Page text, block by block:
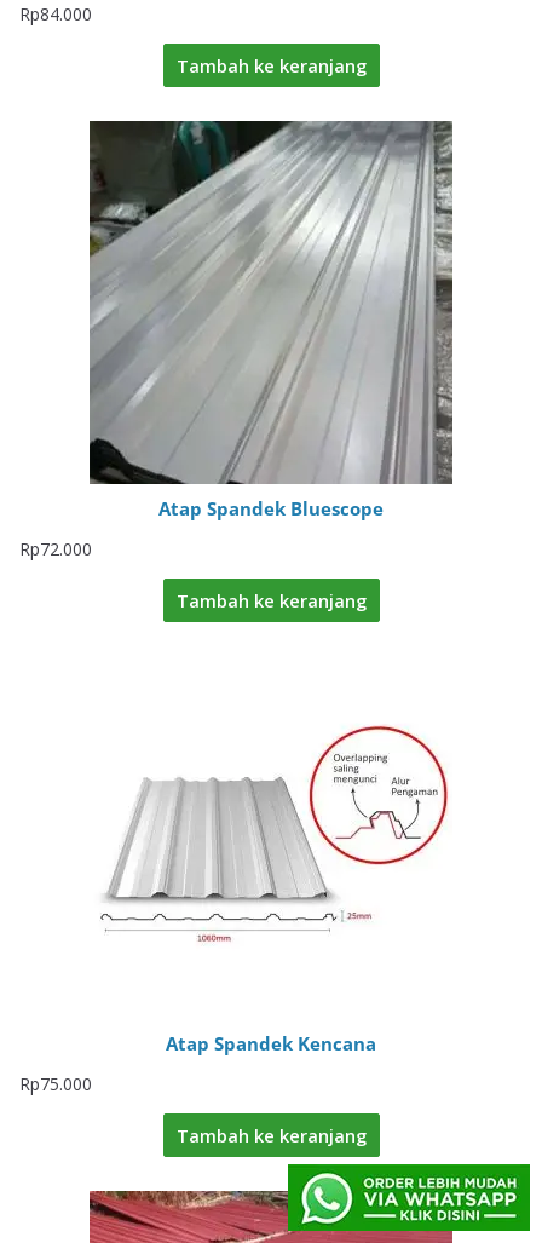
Rp84.000
Tambah ke keranjang
Atap Spandek Bluescope
Rp72.000
Tambah ke keranjang
Atap Spandek Kencana
Rp75.000
Tambah ke keranjang